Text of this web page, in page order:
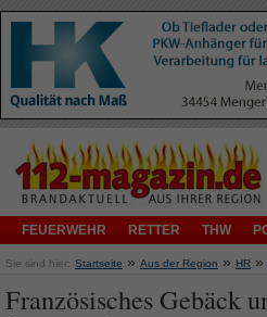
FEUERWEHR RETTER THW
Sie sind hier: Startseite » Aus der Region » HR »
Französisches Gebäck